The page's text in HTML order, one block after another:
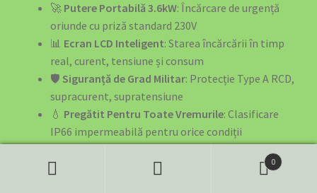
🚀 Putere Portabilă 3.6kW: Încărcare de urgență
oriunde cu priză standard 230V
📊 Ecran LCD Inteligent: Starea încărcării în timp
real, curent, tensiune și consum
🛡️ Siguranță de Grad Militar: Protecție Type A RCD,
supracurent, supratensiune
💧 Pregătit Pentru Toate Vremurile: Clasificare
IP66 impermeabilă pentru orice condiții
: Doar 3.5kg – se potrivește ușor în
portbagaj
0